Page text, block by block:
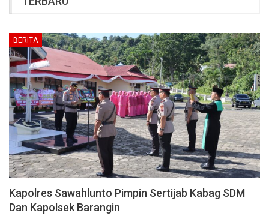
BERITA
Kapolres Sawahlunto Pimpin Sertijab Kabag SDM
Dan Kapolsek Barangin